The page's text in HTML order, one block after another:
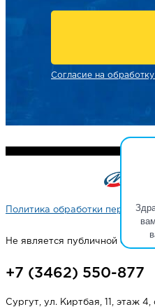
Согласие на
Политика обработки
Не является публичной
+7 (3462) 550-877
Сургут, ул. Киртбая, 11, этаж 4,